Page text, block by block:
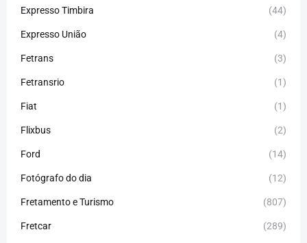
Expresso Timbira (44)
Expresso União (4)
Fetrans (3)
Fetransrio (1)
Fiat (1)
Flixbus (2)
Ford (14)
Fotógrafo do dia (12)
Fretamento e Turismo (807)
Fretcar (289)